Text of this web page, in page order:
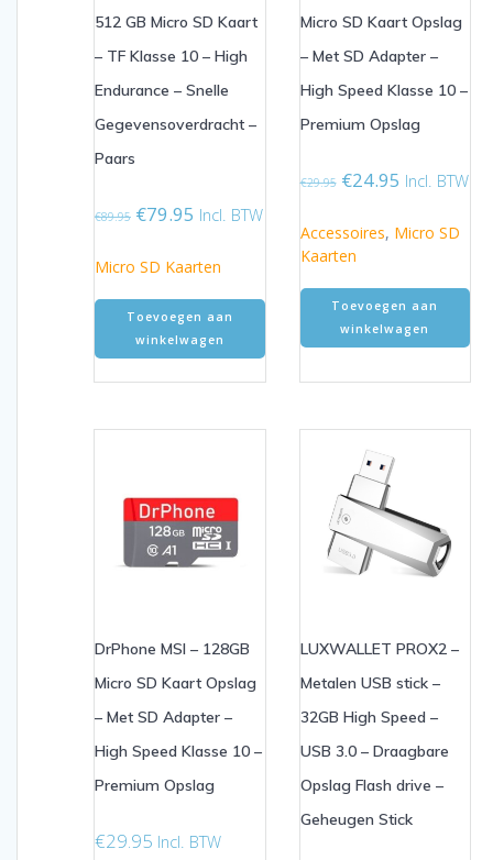
512 GB Micro SD Kaart
– TF Klasse 10 – High
Endurance – Snelle
Gegevensoverdracht –
Paars
€89.95 Oorspronkelijke
was:
€79.95 Huidige
is:
Incl. BTW
Micro SD Kaarten
Toevoegen aan
winkelwagen
Micro SD Kaart Opslag
– Met SD Adapter –
High Speed Klasse 10 –
Premium Opslag
€29.95 Oorspronkelijke
was:
€29.95.
€24.95 Huidige
is:
Incl. BTW
Accessoires, Micro SD
Kaarten
Toevoegen aan
winkelwagen
DrPhone MSI – 128GB
Micro SD Kaart Opslag
– Met SD Adapter –
High Speed Klasse 10 –
Premium Opslag
€29.95 Incl. BTW
LUXWALLET PROX2 –
Metalen USB stick –
32GB High Speed –
USB 3.0 – Draagbare
Opslag Flash drive –
Geheugen Stick